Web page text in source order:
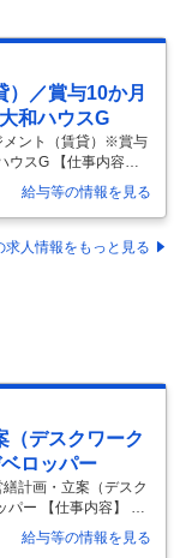
）／賞与10か月
和ハウスG
メント（賃貸）※賞与
ウスG 【仕事内容】
か月／フレックス・
容】 ～仲介から管
当有／完全週休二日
ンド：営業のしやす
、入居率・後輩指導
心の就業環境
給与等の情報を見る
求人情報をもっと見る
（デスクワーク
ロッパー
計画・立案（デスク
ー 【仕事内容】 ＜
ク7割）※発注者／国
～施工管理経験者歓
給与等の情報を見る